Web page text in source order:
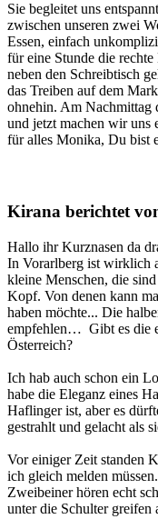
Sie begleitet uns
zwischen unseren zwei
Essen, einfach
für eine Stunde die
neben den Schreibtisch
das Treiben auf dem
ohnehin. Am Nachmittag
und jetzt machen wir uns
für alles Monika, Du bist
Kirana berichtet
Hallo ihr Kurznasen da
In Vorarlberg ist wirklich
kleine Menschen, die
Kopf. Von denen kann
haben möchte... Die
empfehlen… Gibt es die
Österreich?
Ich hab auch schon ein
habe die Eleganz eines
Haflinger ist, aber es
gestrahlt und gelacht als
Vor einiger Zeit standen
ich gleich melden
Zweibeiner hören echt
unter die Schulter greifen